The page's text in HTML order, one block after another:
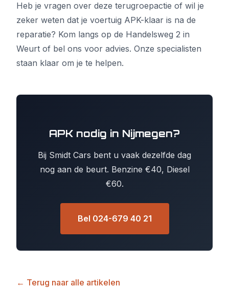
Heb je vragen over deze terugroepactie of wil je
zeker weten dat je voertuig APK-klaar is na de
reparatie? Kom langs op de Handelsweg 2 in
Weurt of bel ons voor advies. Onze specialisten
staan klaar om je te helpen.
APK nodig in Nijmegen?
Bij Smidt Cars bent u vaak dezelfde dag
nog aan de beurt. Benzine €40, Diesel
€60.
Bel 024-679 40 21
← Terug naar alle artikelen